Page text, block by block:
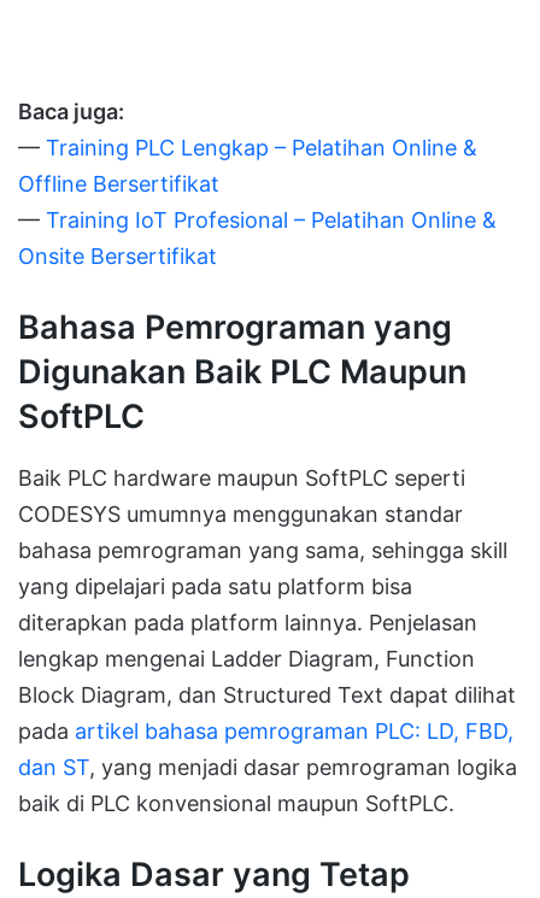
Baca juga:
— Training PLC Lengkap – Pelatihan Online &
Offline Bersertifikat
— Training IoT Profesional – Pelatihan Online &
Onsite Bersertifikat
Bahasa Pemrograman yang
Digunakan Baik PLC Maupun
SoftPLC
Baik PLC hardware maupun SoftPLC seperti
CODESYS umumnya menggunakan standar
bahasa pemrograman yang sama, sehingga skill
yang dipelajari pada satu platform bisa
diterapkan pada platform lainnya. Penjelasan
lengkap mengenai Ladder Diagram, Function
Block Diagram, dan Structured Text dapat dilihat
pada artikel bahasa pemrograman PLC: LD, FBD,
dan ST, yang menjadi dasar pemrograman logika
baik di PLC konvensional maupun SoftPLC.
Logika Dasar yang Tetap